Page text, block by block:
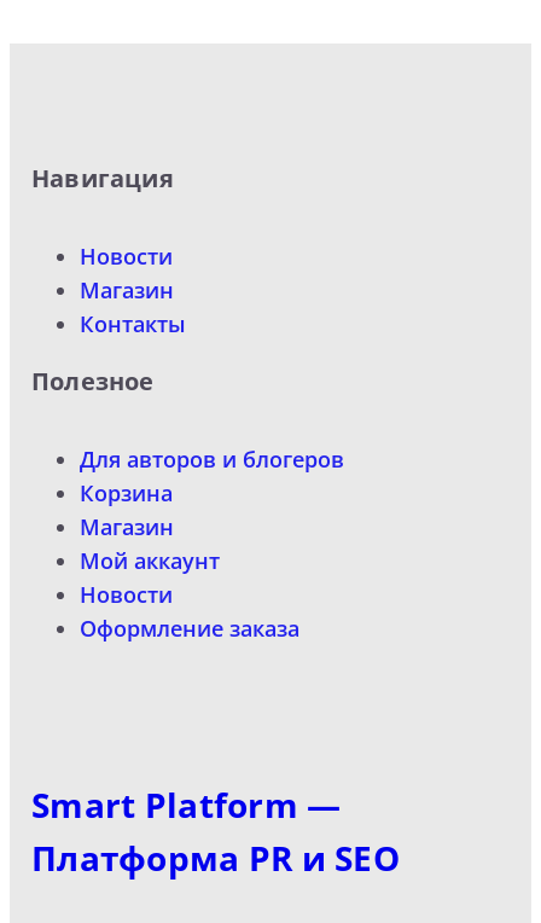
Навигация
Новости
Магазин
Контакты
Полезное
Для авторов и блогеров
Корзина
Магазин
Мой аккаунт
Новости
Оформление заказа
Smart Platform —
Платформа PR и SEO